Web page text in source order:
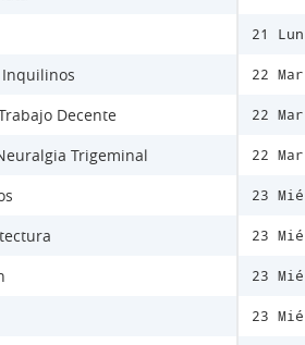
Decente
Trigeminal
21 Lun
22 Mar
22 Mar
22 Mar
23 Mié
23 Mié
23 Mié
23 Mié